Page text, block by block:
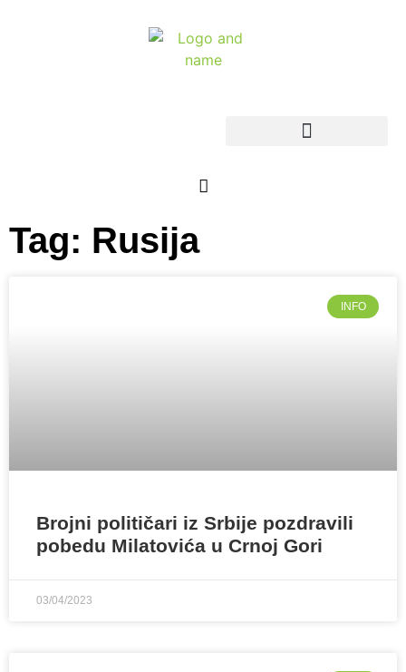
Tag: Rusija
INFO
Brojni političari iz Srbije pozdravili
pobedu Milatovića u Crnoj Gori
03/04/2023